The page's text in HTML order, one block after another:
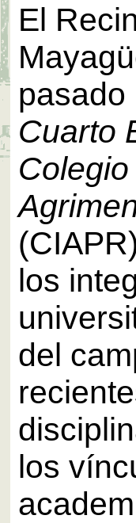
El
pasado
Cuarto
los
del
los